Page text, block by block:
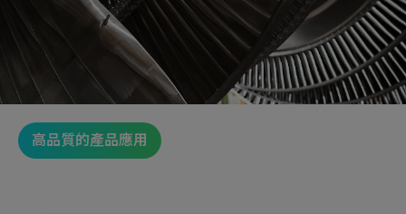
高品質的產品應用